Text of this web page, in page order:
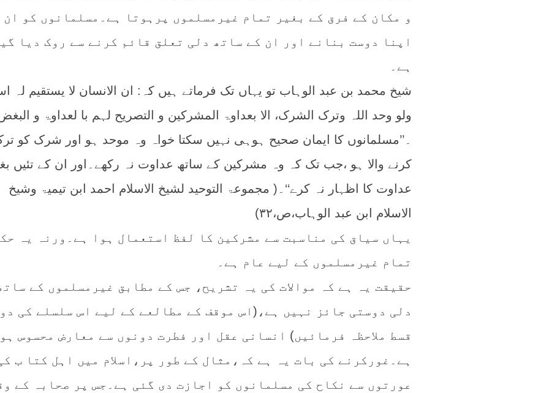
و مکان کے فرق کے بغیر تمام غیرمسلموں پرہوتا ہے۔مسلمانوں کو ان
اپنا دوست بنانے اور ان کے ساتھ دلی تعلق قائم کرنے سے روک دیا
ہے۔
شیخ محمد بن عبد الوہاب تو یہاں تک فرماتے ہیں کہ: ان الانسان لا یستقیم لہ
ولو وحد اللہ وترک الشرک، الا بعداوۃ المشرکین و التصریح لہم با لعداوۃ و
۔’’مسلمانوں کا ایمان صحیح ہوہی نہیں سکتا خواہ وہ موحد ہو اور شرک کو
کرنے والا ہو ،جب تک کہ وہ مشرکین کے ساتھ عداوت نہ رکھے۔اور ان کے تئیں
عداوت کا اظہار نہ کرے‘‘۔( مجموعۃ التوحید لشیخ الاسلام احمد ابن تیمیۃ وشیخ
الاسلام ابن عبد الوہاب،ص،۳۲)
یہاں سیاق کی مناسبت سے مشرکین کا لفظ استعمال ہوا ہے۔ورنہ یہ
تمام غیرمسلموں کے لیے عام ہے۔
حقیقت یہ ہے کہ موالات کی یہ تشریح، جس کے مطابق غیرمسلموں کے
دلی دوستی جائز نہیں ہے،(اس موقف کے مطالعے کے لیے اس سلسلے کی
قسط ملاحظہ فرمائیں) انسانی عقل اور فطرت دونوں سے معارض محسوس
ہے۔غورکرنے کی بات یہ ہے کہ،مثال کے طور پر،اسلام میں اہل کتا ب
عورتوں سے نکاح کی مسلمانوں کو اجازت دی گئی ہے۔جس پر صحابہ کے